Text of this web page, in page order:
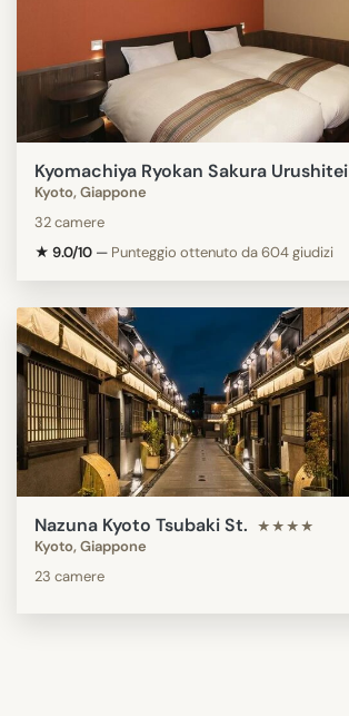
Kyomachiya Ryokan Sakura Urushitei
Kyoto, Giappone
32 camere
★ 9.0/10 — Punteggio ottenuto da 604 giudizi
Nazuna Kyoto Tsubaki St. ★★★★
Kyoto, Giappone
23 camere